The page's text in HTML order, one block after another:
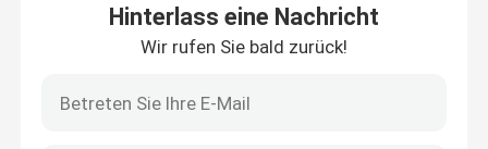
Hinterlass eine Nachricht
Wir rufen Sie bald zurück!